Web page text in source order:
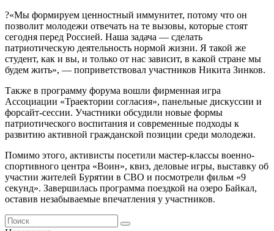
?«Мы формируем ценностный иммунитет, потому что он
позволит молодежи отвечать на те вызовы, которые стоят
сегодня перед Россией. Наша задача — сделать
патриотическую деятельность нормой жизни. Я такой же
студент, как и вы, и только от нас зависит, в какой стране мы
будем жить», — поприветствовал участников Никита Зинков.
Также в программу форума вошли фирменная игра
Ассоциации «Траектории согласия», панельные дискуссии и
форсайт-сессии. Участники обсудили новые формы
патриотического воспитания и современные подходы к
развитию активной гражданской позиции среди молодежи.
Помимо этого, активисты посетили мастер-классы военно-
спортивного центра «Воин», квиз, деловые игры, выставку об
участии жителей Бурятии в СВО и посмотрели фильм «9
секунд». Завершилась программа поездкой на озеро Байкал,
оставив незабываемые впечатления у участников.